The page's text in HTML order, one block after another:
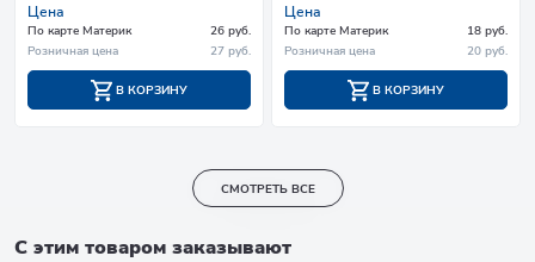
Цена
По карте Материк
26 руб.
Розничная цена
27 руб.
В КОРЗИНУ
Цена
По карте Материк
18 руб.
Розничная цена
20 руб.
В КОРЗИНУ
СМОТРЕТЬ ВСЕ
С этим товаром заказывают